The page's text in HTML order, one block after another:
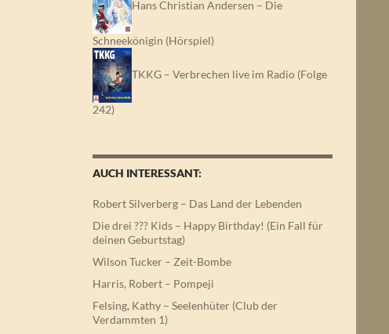
Hans Christian Andersen – Die
Schneekönigin (Hörspiel)
TKKG – Verbrechen live im Radio (Folge
242)
AUCH INTERESSANT:
Robert Silverberg – Das Land der Lebenden
Die drei ??? Kids – Happy Birthday! (Ein Fall für
deinen Geburtstag)
Wilson Tucker – Zeit-Bombe
Harris, Robert – Pompeji
Felsing, Kathy – Seelenhüter (Club der
Verdammten 1)